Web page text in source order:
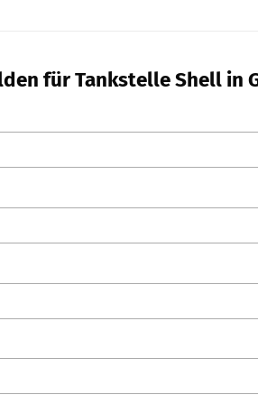
für Tankstelle Shell in